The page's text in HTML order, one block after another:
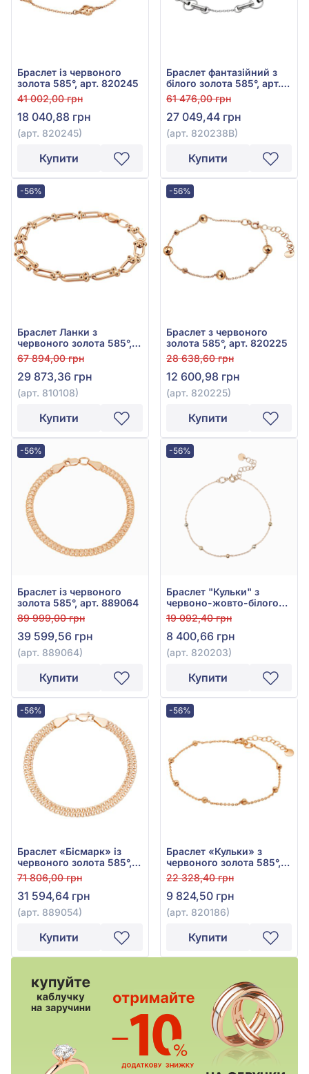
Браслет із червоного
золота 585°, арт. 820245
41 002,00 грн
18 040,88 грн
(арт. 820245)
Купити
Браслет фантазійний з
білого золота 585°, арт.
820238В
61 476,00 грн
27 049,44 грн
(арт. 820238В)
Купити
-56%
Браслет Ланки з
червоного золота 585°,
арт. 810108
67 894,00 грн
29 873,36 грн
(арт. 810108)
Купити
-56%
Браслет з червоного
золота 585°, арт. 820225
28 638,60 грн
12 600,98 грн
(арт. 820225)
Купити
-56%
Браслет із червоного
золота 585°, арт. 889064
89 999,00 грн
39 599,56 грн
(арт. 889064)
Купити
-56%
Браслет "Кульки" з
червоно-жовто-білого
золота 585°, арт. 820203
19 092,40 грн
8 400,66 грн
(арт. 820203)
Купити
-56%
Браслет «Бісмарк» із
червоного золота 585°,
арт. 889054
71 806,00 грн
31 594,64 грн
(арт. 889054)
Купити
-56%
Браслет «Кульки» з
червоного золота 585°,
арт. 820186
22 328,40 грн
9 824,50 грн
(арт. 820186)
Купити